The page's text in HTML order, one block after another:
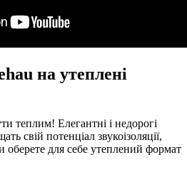
на утеплені
теплим! Елегантні і недорогі
свій потенціал звукоізоляції,
для себе утеплений формат